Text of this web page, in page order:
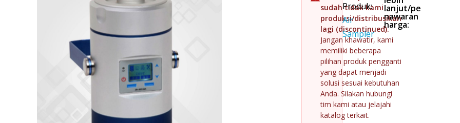
sudah tidak kami
produksi/distribusikan
lagi (discontinued).
Jangan khawatir, kami
memiliki beberapa
pilihan produk pengganti
yang dapat menjadi
solusi sesuai kebutuhan
Anda. Silakan hubungi
tim kami atau jelajahi
katalog terkait.
Produk:
Air
Sampler
lanjut/pe
nawaran
harga: